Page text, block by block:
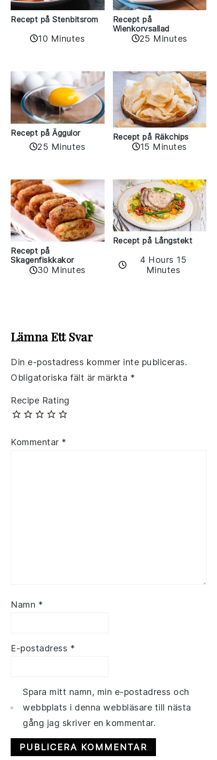
Recept på Stenbitsrom
10 Minutes
Recept på
Wienkorvsallad
25 Minutes
Recept på Äggulor
25 Minutes
Recept på Räkchips
15 Minutes
Recept på
Skagenfiskkakor
30 Minutes
Recept på Långstekt
4 Hours 15
Minutes
Interactions
Lämna Ett Svar
Din e-postadress kommer inte publiceras.
Obligatoriska fält är märkta *
Recipe Rating
Kommentar *
Namn *
E-postadress *
Spara mitt namn, min e-postadress och
webbplats i denna webbläsare till nästa
gång jag skriver en kommentar.